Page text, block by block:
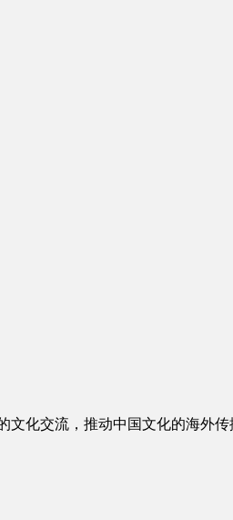
文化交流，推动中国文化的海外